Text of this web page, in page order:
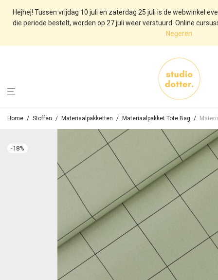
Hejhej! Tussen vrijdag 10 juli en zaterdag 25 juli is de webwinkel
die periode bestelt, worden op 27 juli weer verstuurd. Online
Negeren
Home / Stoffen / Materiaalpakketten / Materiaalpakket Tote Bag /
-18%